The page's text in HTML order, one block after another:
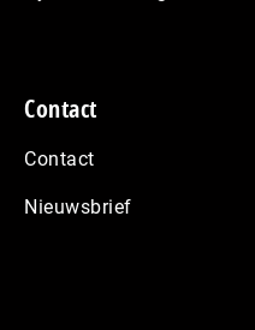
Contact
Contact
Nieuwsbrief